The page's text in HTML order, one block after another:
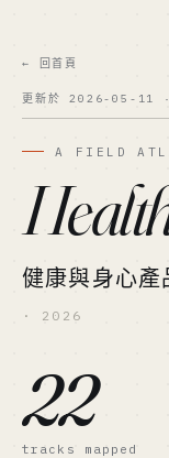
← 回首頁
更新於 2026-05-11
A FIELD
健康與身心產
· 2026
22
tracks mapped